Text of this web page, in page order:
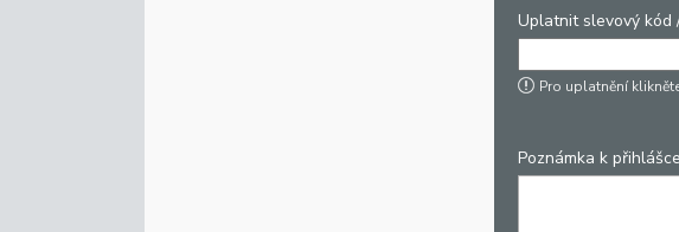
Uplatnit slevový kód
Pro uplatnění
Poznámka k přihlášce